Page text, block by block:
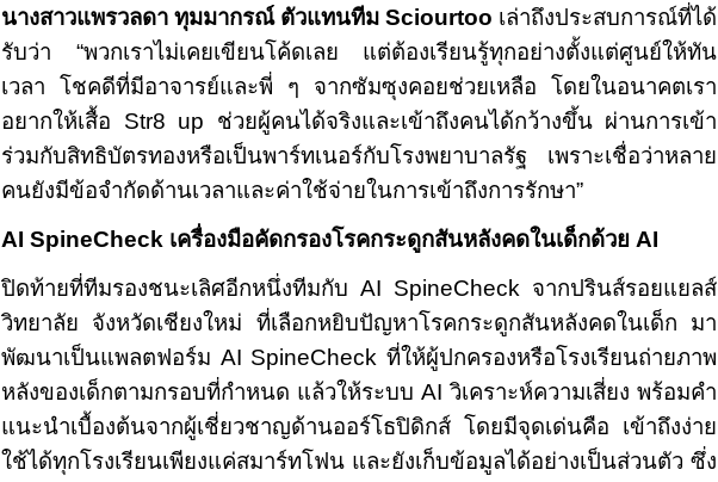
นางสาวแพรวลดา ทุมมากรณ์ ตัวแทนทีม Sciourtoo เล่าถึงประสบการณ์ที่ได้
รับว่า
“พวกเราไม่เคยเขียนโค้ดเลย แต่ต้องเรียนรู้ทุกอย่างตั้งแต่ศูนย์ให้ทัน
เวลา โชคดีที่มีอาจารย์และพี่ ๆ จากซัมซุงคอยช่วยเหลือ โดยในอนาคตเรา
อยากให้เสื้อ Str8 up ช่วยผู้คนได้จริงและเข้าถึงคนได้กว้างขึ้น ผ่านการเข้า
ร่วมกับสิทธิบัตรทองหรือเป็นพาร์ทเนอร์กับโรงพยาบาลรัฐ เพราะเชื่อว่าหลาย
คนยังมีข้อจำกัดด้านเวลาและค่าใช้จ่ายในการเข้าถึงการรักษา”
AI SpineCheck เครื่องมือคัดกรองโรคกระดูกสันหลังคดในเด็กด้วย AI
ปิดท้ายที่ทีมรองชนะเลิศอีกหนึ่งทีมกับ AI SpineCheck จากปรินส์รอยแยลส์
วิทยาลัย จังหวัดเชียงใหม่ ที่เลือกหยิบปัญหาโรคกระดูกสันหลังคดในเด็ก มา
พัฒนาเป็นแพลตฟอร์ม AI SpineCheckที่ให้ผู้ปกครองหรือโรงเรียนถ่ายภาพ
หลังของเด็กตามกรอบที่กำหนด แล้วให้ระบบ AI วิเคราะห์ความเสี่ยง พร้อมคำ
แนะนำเบื้องต้นจากผู้เชี่ยวชาญด้านออร์โธปิดิกส์ โดยมีจุดเด่นคือ เข้าถึงง่าย
ใช้ได้ทุกโรงเรียนเพียงแค่สมาร์ทโฟน และยังเก็บข้อมูลได้อย่างเป็นส่วนตัว ซึ่ง